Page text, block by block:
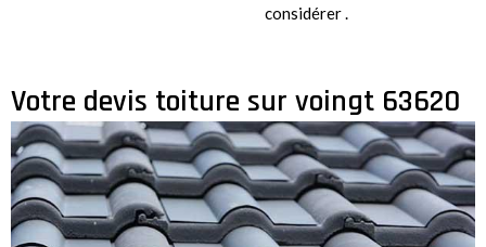
considérer .
Votre devis toiture sur voingt 63620